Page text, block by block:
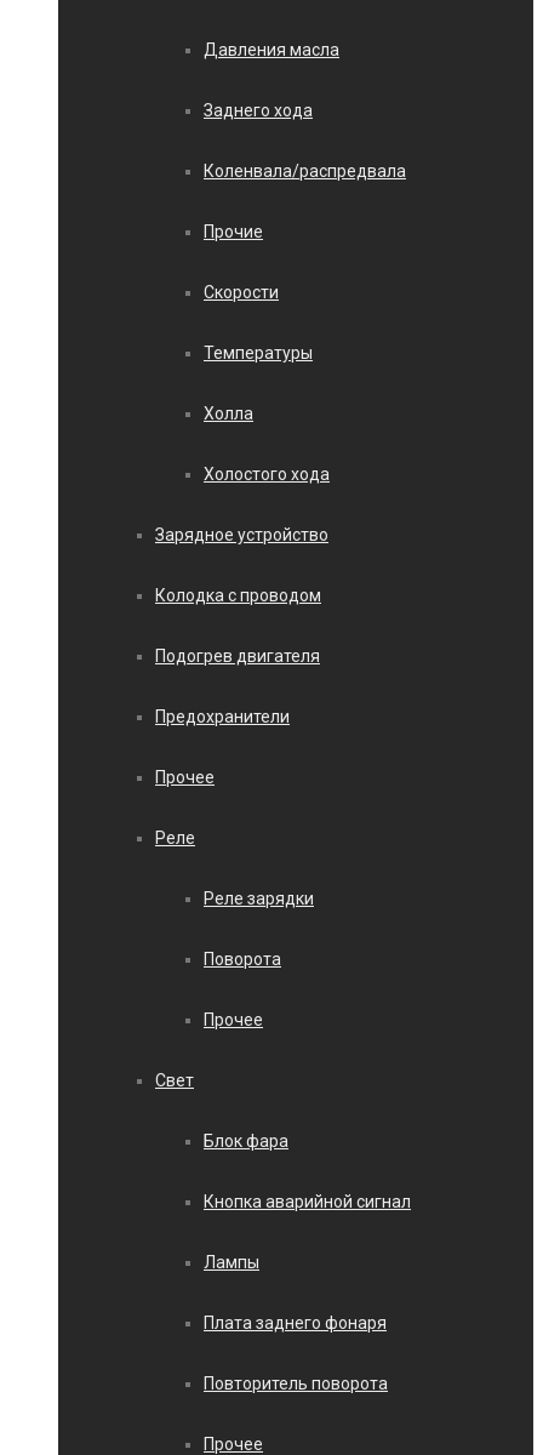
Давления масла
Заднего хода
Коленвала/распредвала
Прочие
Скорости
Температуры
Холла
Холостого хода
Зарядное устройство
Колодка с проводом
Подогрев двигателя
Предохранители
Прочее
Реле
Реле зарядки
Поворота
Прочее
Свет
Блок фара
Кнопка аварийной сигнал
Лампы
Плата заднего фонаря
Повторитель поворота
Прочее